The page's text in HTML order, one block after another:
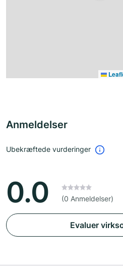
Anmeldelser
Ubekræftede vurderinger
0.0 (0 Anmeldelser)
Evaluer